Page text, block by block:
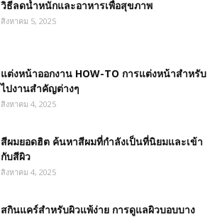
วิธีลดน้ำหนักและอาหารเพื่อสุขภาพ
สิงหาคม 5, 2025
แต่งหน้าออกงาน HOW-TO การแต่งหน้าสำหรับ
ไปงานสำคัญต่างๆ
สิงหาคม 4, 2025
สีผมยอดฮิต ค้นหาสีผมที่กำลังเป็นที่นิยมและเข้า
กับสีผิว
สิงหาคม 4, 2025
สกินแคร์สำหรับผิวแพ้ง่าย การดูแลผิวบอบบาง